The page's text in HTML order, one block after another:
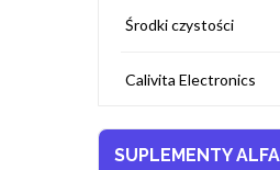
Środki czystości
Calivita Electronics
SUPLEMENTY